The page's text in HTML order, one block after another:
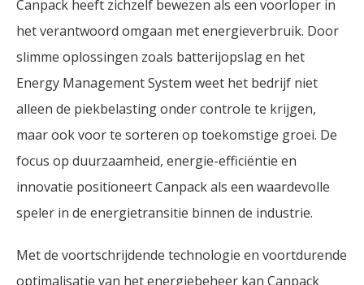
Canpack heeft zichzelf bewezen als een voorloper in
het verantwoord omgaan met energieverbruik. Door
slimme oplossingen zoals batterijopslag en het
Energy Management System weet het bedrijf niet
alleen de piekbelasting onder controle te krijgen,
maar ook voor te sorteren op toekomstige groei. De
focus op duurzaamheid, energie-efficiëntie en
innovatie positioneert Canpack als een waardevolle
speler in de energietransitie binnen de industrie.
Met de voortschrijdende technologie en voortdurende
optimalisatie van het energiebeheer kan Canpack